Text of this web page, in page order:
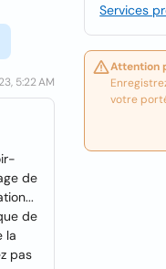
5:22 AM
de
de
la
pas
Services
Attention
votre